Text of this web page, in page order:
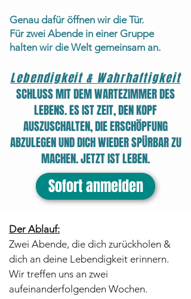
Genau dafür öffnen wir die Tür.
Für zwei Abende in einer Gruppe
halten wir die Welt gemeinsam an.
Lebendigkeit & Wahrhaftigkeit
SCHLUSS MIT DEM WARTEZIMMER DES
LEBENS. ES IST ZEIT, DEN KOPF
AUSZUSCHALTEN, DIE ERSCHÖPFUNG
ABZULEGEN UND DICH WIEDER SPÜRBAR ZU
MACHEN. JETZT IST LEBEN.
Sofort anmelden
Der Ablauf:
Zwei Abende, die dich zurückholen &
dich an deine Lebendigkeit erinnern.
Wir treffen uns an zwei
aufeinanderfolgenden Wochen.